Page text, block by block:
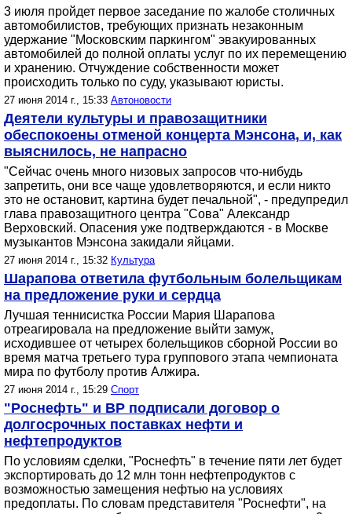
3 июля пройдет первое заседание по жалобе столичных
автомобилистов, требующих признать незаконным
удержание "Московским паркингом" эвакуированных
автомобилей до полной оплаты услуг по их перемещению
и хранению. Отчуждение собственности может
происходить только по суду, указывают юристы.
27 июня 2014 г., 15:33 Автоновости
Деятели культуры и правозащитники
обеспокоены отменой концерта Мэнсона, и, как
выяснилось, не напрасно
"Сейчас очень много низовых запросов что-нибудь
запретить, они все чаще удовлетворяются, и если никто
это не остановит, картина будет печальной", - предупредил
глава правозащитного центра "Сова" Александр
Верховский. Опасения уже подтверждаются - в Москве
музыкантов Мэнсона закидали яйцами.
27 июня 2014 г., 15:32 Культура
Шарапова ответила футбольным болельщикам
на предложение руки и сердца
Лучшая теннисистка России Мария Шарапова
отреагировала на предложение выйти замуж,
исходившее от четырех болельщиков сборной России во
время матча третьего тура группового этапа чемпионата
мира по футболу против Алжира.
27 июня 2014 г., 15:29 Спорт
"Роснефть" и BP подписали договор о
долгосрочных поставках нефти и
нефтепродуктов
По условиям сделки, "Роснефть" в течение пяти лет будет
экспортировать до 12 млн тонн нефтепродуктов с
возможностью замещения нефтью на условиях
предоплаты. По словам представителя "Роснефти", на